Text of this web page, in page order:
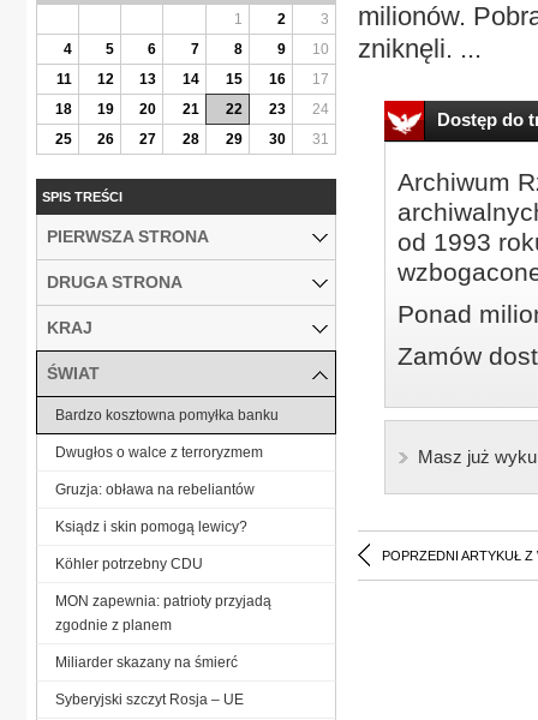
milionów.
zniknęli. ...
Dostęp do
Archiwum
od 1993
Ponad
Zamów
Masz już
POPRZEDNI ARTYKUŁ Z
1
2
3
4
5 6 7 8 9
10
11
12 13 14 15 16
17
18
19 20 21 22 23
24
25
26 27 28 29 30 31
SPIS TREŚCI
PIERWSZA STRONA
DRUGA STRONA
KRAJ
ŚWIAT
Bardzo kosztowna pomyłka banku
Dwugłos o walce z terroryzmem
Gruzja: obława na rebeliantów
Ksiądz i skin pomogą lewicy?
Köhler potrzebny CDU
MON zapewnia: patrioty przyjadą
zgodnie z planem
Miliarder skazany na śmierć
Syberyjski szczyt Rosja – UE